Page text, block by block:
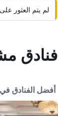
لم يتم العثور
فنادق
أفضل الفنادق